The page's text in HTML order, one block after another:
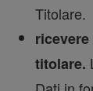
Titolare.
titolare.